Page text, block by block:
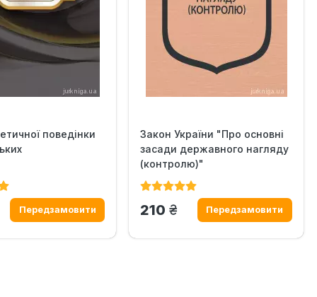
поведінки
Закон України "Про основні
засади державного нагляду
(контролю)"
210 грн.